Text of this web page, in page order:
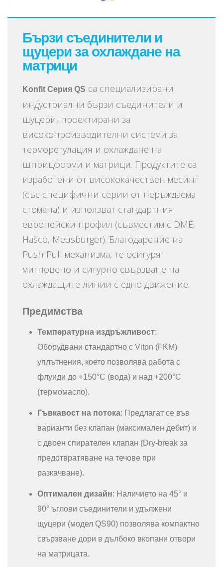
Бързи съединители и
щуцери за охлаждане на
матрици
Konfit Серия QS са специализирани
индустриални бързи съединители и
щуцери, проектирани за
високопроизводителни системи за
терморегулация и охлаждане на
шприцформи и матрици. Продуктите са
изработени от висококачествен месинг
(със специфични серии от неръждаема
стомана) и използват стандартния
европейски профил (съвместим с DME,
Hasco, Meusburger). Благодарение на
Push-Pull механизма, те осигурят
мигновено и сигурно свързване на
охлаждащите линии с едно движение.
Предимства
Температурна издръжливост:
Оборудвани стандартно с Viton (FKM)
уплътнения, което позволява работа с
флуиди до +150°C (вода) и над +200°C
(термомасло).
Гъвкавост на потока: Предлагат се във
варианти без клапан (максимален дебит) и
с двоен спирателен клапан (Dry-break за
предотвратяване на течове при
разкачване).
Оптимален дизайн: Наличието на 45° и
90° ъглови съединители и удължени
щуцери (модел QS90) позволява компактно
свързване дори в дълбоко вкопани отвори
на матрицата.